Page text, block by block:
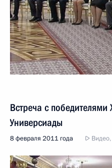
Встреча с
Универсиады
8 февраля 2011 года